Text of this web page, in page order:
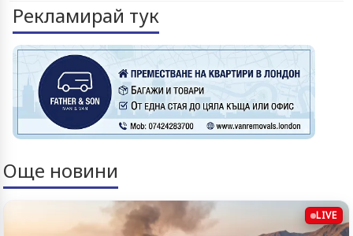
Рекламирай тук
Още новини
LIVE